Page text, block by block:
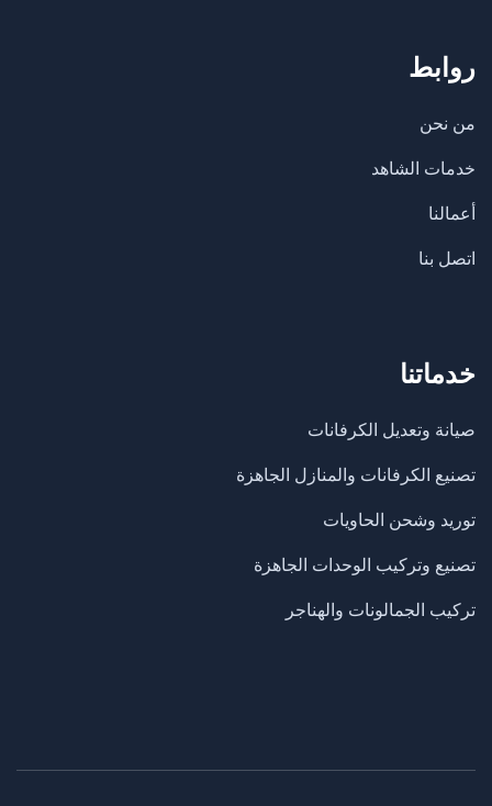
روابط
من نحن
خدمات الشاهد
أعمالنا
اتصل بنا
خدماتنا
صيانة وتعديل الكرفانات
تصنيع الكرفانات والمنازل الجاهزة
​توريد وشحن الحاويات
تصنيع وتركيب الوحدات الجاهزة
تركيب الجمالونات والهناجر